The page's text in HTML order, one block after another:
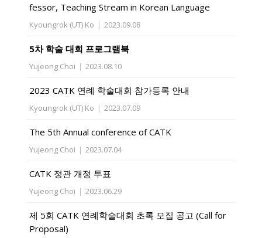
fessor, Teaching Stream in Korean Language
Kyoungrok (UT) Ko | 2023.09.08
5차 학술 대회 프로그램북
Yujeong Choi | 2023.08.10
2023 CATK 연례 학술대회 참가등록 안내
Kyoungrok (UT) Ko | 2023.07.09
The 5th Annual conference of CATK
Yujeong Choi | 2023.07.04
CATK 정관 개정 투표
Yujeong Choi | 2023.06.29
제 5회 CATK 연례학술대회 초록 모집 공고 (Call for
Proposal)